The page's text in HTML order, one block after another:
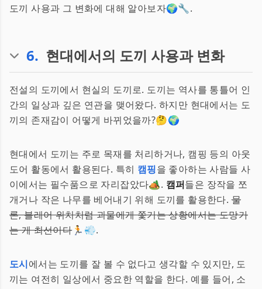
도끼 사용과 그 변화에 대해 알아보자🌍🔧.
6. 현대에서의 도끼 사용과 변화
전설의 도끼에서 현실의 도끼로. 도끼는 역사를 통틀어 인
간의 일상과 깊은 연관을 맺어왔다. 하지만 현대에서는 도
끼의 존재감이 어떻게 바뀌었을까?🤔🌍
현대에서 도끼는 주로 목재를 처리하거나, 캠핑 등의 아웃
도어 활동에서 활용된다. 특히 캠핑을 좋아하는 사람들 사
이에서는 필수품으로 자리잡았다🏕️. 캠퍼들은 장작을 쪼
개거나 작은 나무를 베어내기 위해 도끼를 활용한다.물
론, 블레어 위치처럼 괴물에게 쫓기는 상황에서는 도망가
는 게 최선이다🏃💨.
도시에서는 도끼를 잘 볼 수 없다고 생각할 수 있지만, 도
끼는 여전히 일상에서 중요한 역할을 한다. 예를 들어, 소